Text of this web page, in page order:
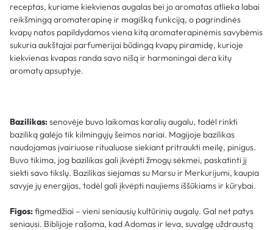
receptas, kuriame kiekvienas augalas bei jo aromatas atlieka labai
reikšmingą aromaterapinę ir magišką funkciją, o pagrindinės
kvapų natos papildydamos viena kitą aromaterapinėmis savybėmis
sukuria aukštajai parfumerijai būdingą kvapų piramidę, kurioje
kiekvienas kvapas randa savo nišą ir harmoningai dera kitų
aromatų apsuptyje.
Bazilikas:senovėje buvo laikomas karalių augalu, todėl rinkti
baziliką galėjo tik kilmingųjų šeimos nariai. Magijoje bazilikas
naudojamas įvairiuose ritualuose siekiant pritraukti meilę, pinigus.
Buvo tikima, jog bazilikas gali įkvėpti žmogų sėkmei, paskatinti jį
siekti savo tikslų. Bazilikas siejamas su Marsu ir Merkurijumi, kaupia
savyje jų energijas, todėl gali įkvėpti naujiems iššūkiams ir kūrybai.
Figos:figmedžiai – vieni seniausių kultūrinių augalų. Gal net patys
seniausi. Biblijoje rašoma, kad Adomas ir Ieva, suvalgę uždraustą